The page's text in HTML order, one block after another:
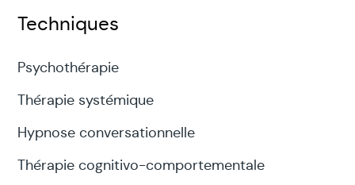
Techniques
Psychothérapie
Thérapie systémique
Hypnose conversationnelle
Thérapie cognitivo-comportementale